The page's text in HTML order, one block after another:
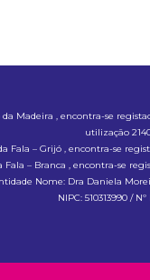
da Madeira , encontra-se
utilização
Fala – Grijó , encontra-se
Fala – Branca , encontra-se
Nome: Dra Daniela
NIPC: 510313990 /